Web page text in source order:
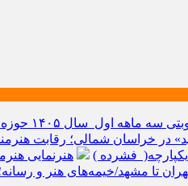
سه ماهه اول سال ۱۴۰۵ حوزه ثبتی جاجرم
در خراسان شمالی؛ رقابت
فشرده )
هنرنمایی
تا مشهد/خیمه‌های هنر و